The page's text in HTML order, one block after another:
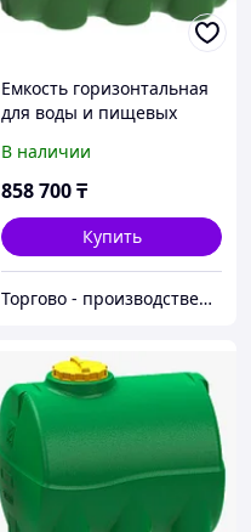
Емкость горизонтальная
для воды и пищевых
кубов)
В наличии
858 700₸
Купить
Торгово - производственная компания "Центр Пласт"